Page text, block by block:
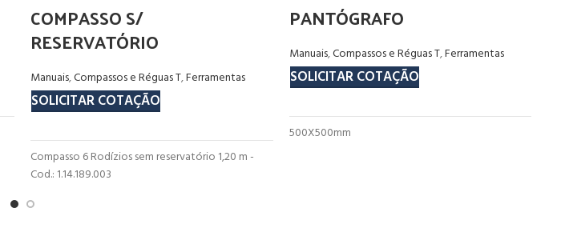
COMPASSO S/
RESERVATÓRIO
Manuais,Compassos e Réguas T,Ferramentas
SOLICITAR COTAÇÃO
Compasso 6 Rodízios sem reservatório 1,20 m -
Cod.: 1.14.189.003
PANTÓGRAFO
Manuais,Compassos e Réguas T,Ferramentas
SOLICITAR COTAÇÃO
500X500mm